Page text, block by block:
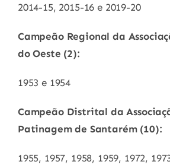
2014-15, 2015-16 e 2019-20
Campeão Regional da
do Oeste (2):
1953 e 1954
Campeão Distrital da
Patinagem de Santarém (10):
1955, 1957, 1958, 1959, 1972,